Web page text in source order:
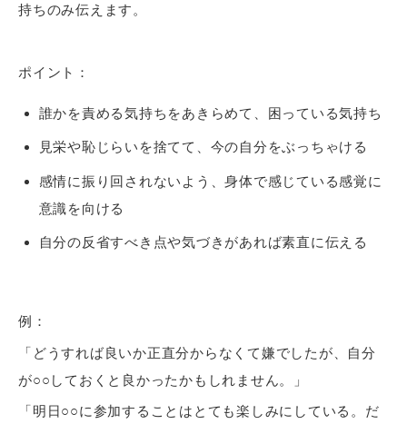
持ちのみ伝えます。
ポイント：
誰かを責める気持ちをあきらめて、困っている気持ち
見栄や恥じらいを捨てて、今の自分をぶっちゃける
感情に振り回されないよう、身体で感じている感覚に
意識を向ける
自分の反省すべき点や気づきがあれば素直に伝える
例：
「どうすれば良いか正直分からなくて嫌でしたが、自分
が○○しておくと良かったかもしれません。」
「明日○○に参加することはとても楽しみにしている。だ